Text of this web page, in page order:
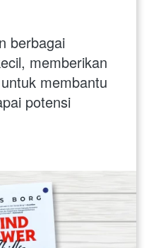
berbagai
memberikan
membantu
potensi